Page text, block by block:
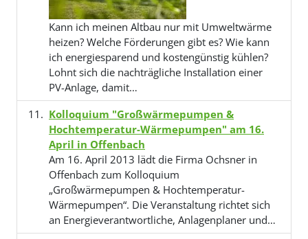
Kann ich meinen Altbau nur mit Umweltwärme
heizen? Welche Förderungen gibt es? Wie kann
ich energiesparend und kostengünstig kühlen?
Lohnt sich die nachträgliche Installation einer
PV-Anlage, damit…
Kolloquium "Großwärmepumpen &
Hochtemperatur-Wärmepumpen" am 16.
April in Offenbach
Am 16. April 2013 lädt die Firma Ochsner in
Offenbach zum Kolloquium
„Großwärmepumpen & Hochtemperatur-
Wärmepumpen“. Die Veranstaltung richtet sich
an Energieverantwortliche, Anlagenplaner und…